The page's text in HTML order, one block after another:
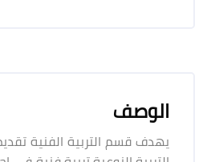
الوصف
يهدف قسم التربية الفنية